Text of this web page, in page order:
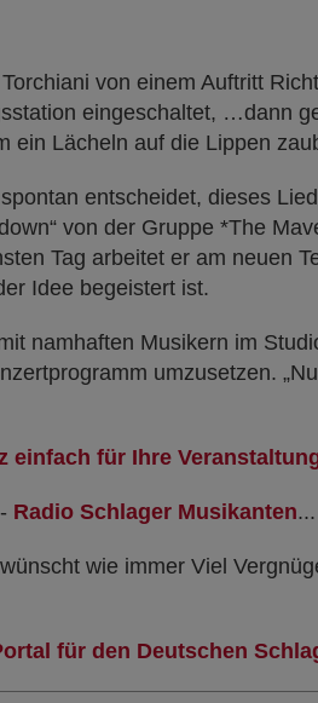
von einem Auftritt
eingeschaltet, …dann
ein Lächeln auf die Lippen
entscheidet, dieses
von der Gruppe *The
Tag arbeitet er am neuen
Idee begeistert ist.
namhaften Musikern im
umzusetzen.
einfach für Ihre
Radio Schlager Musikanten...
wie immer Viel
für den Deutschen